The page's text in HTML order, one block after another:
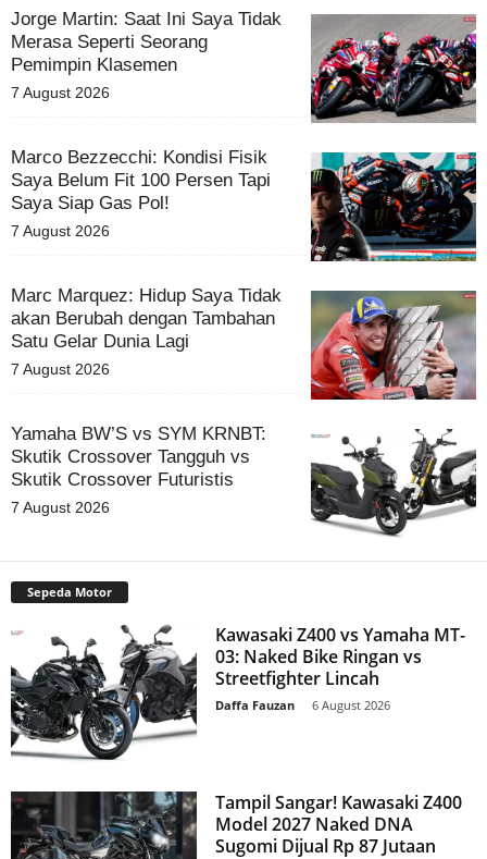
Jorge Martin: Saat Ini Saya Tidak
Merasa Seperti Seorang
Pemimpin Klasemen
7 August 2026
Marco Bezzecchi: Kondisi Fisik
Saya Belum Fit 100 Persen Tapi
Saya Siap Gas Pol!
7 August 2026
Marc Marquez: Hidup Saya Tidak
akan Berubah dengan Tambahan
Satu Gelar Dunia Lagi
7 August 2026
Yamaha BW’S vs SYM KRNBT:
Skutik Crossover Tangguh vs
Skutik Crossover Futuristis
7 August 2026
Sepeda Motor
Kawasaki Z400 vs Yamaha MT-
03: Naked Bike Ringan vs
Streetfighter Lincah
Daffa Fauzan 6 August 2026
Tampil Sangar! Kawasaki Z400
Model 2027 Naked DNA
Sugomi Dijual Rp 87 Jutaan